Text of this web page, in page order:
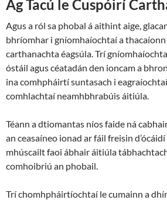
Ag Tacú le Cuspóirí
Agus a ról sa phobal á aithint aige,
bhríomhar i gníomhaíochtaí a thacaíonn
carthanachta éagsúla. Trí
óstáil agus céatadán den ioncam a
ina comhpháirtí suntasach i
comhlachtaí neamhbhrabúis áitiúla.
Téann a dtiomantas níos faide ná
an ceasaíneo ionad ar fáil freisin
mhúscailt faoi ábhair áitiúla
comhoibriú an phobail.
Trí chomhpháirtíochtaí le cumainn a